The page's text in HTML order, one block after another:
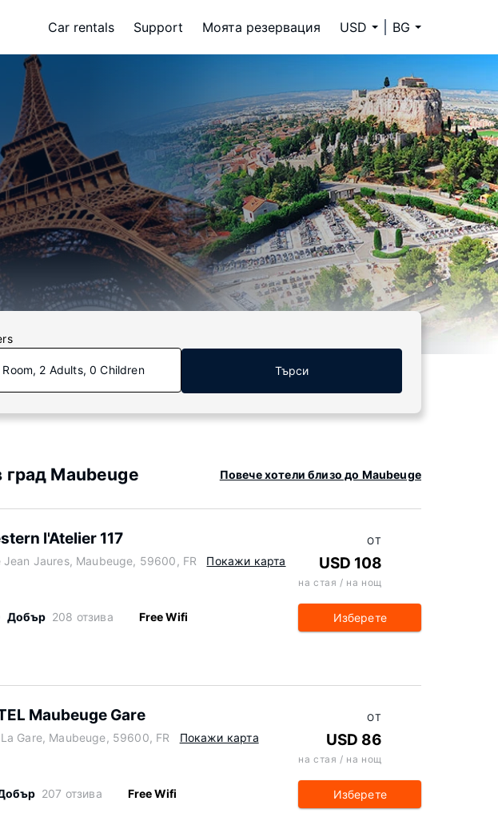
Car rentals Support Моята резервация USD BG
Room, 2 Adults, 0 Children Търси
Maubeuge Повече хотели близо до Maubeuge
l'Atelier 117
Jean Jaures, Maubeuge, 59600, FR Покажи карта
Добър 208 отзива Free Wifi
ОТ
USD 108
на стая / на нощ
Изберете
Maubeuge Gare
Gare, Maubeuge, 59600, FR Покажи карта
207 отзива Free Wifi
ОТ
USD 86
на стая / на нощ
Изберете